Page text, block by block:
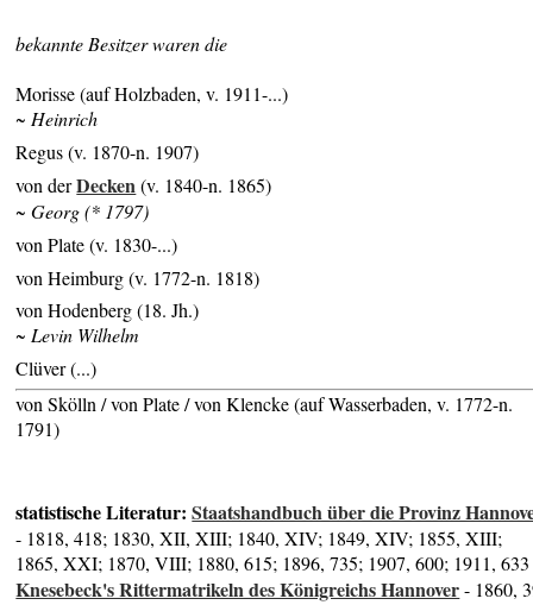
bekannte Besitzer waren die
Morisse (auf Holzbaden, v. 1911-...)
~ Heinrich
Regus (v. 1870-n. 1907)
von derDecken(v. 1840-n. 1865)
~ Georg (* 1797)
von Plate (v. 1830-...)
von Heimburg (v. 1772-n. 1818)
von Hodenberg (18. Jh.)
~ Levin Wilhelm
Clüver (...)
von Skölln / von Plate / von Klencke (auf Wasserbaden, v. 1772-n.
1791)
statistische Literatur:Staatshandbuch über die Provinz
- 1818, 418; 1830, XII, XIII; 1840, XIV; 1849, XIV; 1855, XIII;
1865, XXI; 1870, VIII; 1880, 615; 1896, 735; 1907, 600; 1911, 633
Knesebeck's Rittermatrikeln des Königreichs Hannover- 1860,